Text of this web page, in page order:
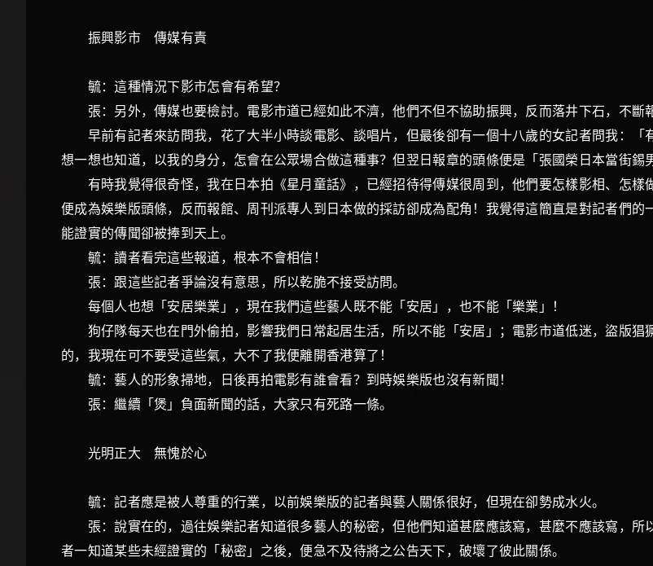
振興影市 傳媒有責
毓：這種情況下影市怎會有希望？
張：另外，傳媒也要檢討。電影市道已經如此不濟，他們不但不協助振興，反而落井下石，不
早前有記者來訪問我，花了大半小時談電影、談唱片，但最後卻有一個十八歲的女記者問我：「
想一想也知道，以我的身分，怎會在公眾場合做這種事？但翌日報章的頭條便是「張國榮日本當街
有時我覺得很奇怪，我在日本拍《星月童話》，已經招待得傳媒很周到，他們要怎樣影相、怎樣
便成為娛樂版頭條，反而報館、周刊派專人到日本做的採訪卻成為配角！我覺得這簡直是對記者們
能證實的傳聞卻被捧到天上。
毓：讀者看完這些報道，根本不會相信！
張：跟這些記者爭論沒有意思，所以乾脆不接受訪問。
每個人也想「安居樂業」，現在我們這些藝人既不能「安居」，也不能「樂業」！
狗仔隊每天也在門外偷拍，影響我們日常起居生活，所以不能「安居」；電影市道低迷，盜版猖
的，我現在可不要受這些氣，大不了我便離開香港算了！
毓：藝人的形象掃地，日後再拍電影有誰會看？到時娛樂版也沒有新聞！
張：繼續「煲」負面新聞的話，大家只有死路一條。
光明正大 無愧於心
毓：記者應是被人尊重的行業，以前娛樂版的記者與藝人關係很好，但現在卻勢成水火。
張：說實在的，過往娛樂記者知道很多藝人的秘密，但他們知道甚麼應該寫，甚麼不應該寫，所
者一知道某些未經證實的「秘密」之後，便急不及待將之公告天下，破壞了彼此關係。